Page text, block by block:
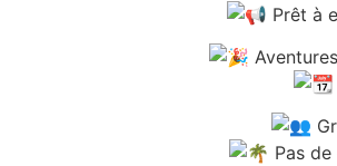
Prêt à
Pas